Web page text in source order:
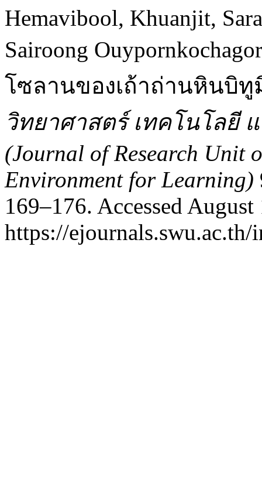
Hemavibool, Khuanjit,
Sairoong
โซลานของเถ้าถ่านหินบิ
วิทยาศาสตร์ เทคโนโลยี
(Journal of Research Unit
Environment for Learning)
169–176. Accessed
https://